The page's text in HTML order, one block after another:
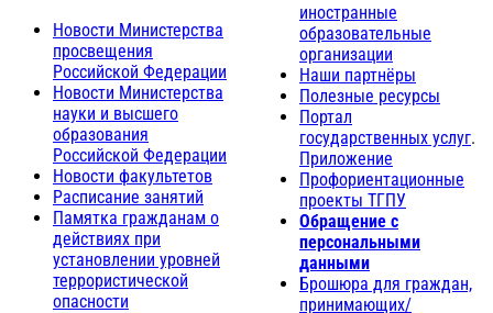
Новости Министерства
просвещения
Российской Федерации
Новости Министерства
науки и высшего
образования
Российской Федерации
Новости факультетов
Расписание занятий
Памятка гражданам о
действиях при
установлении уровней
террористической
опасности
иностранные
образовательные
организации
Наши партнёры
Полезные ресурсы
Портал
государственных услуг.
Приложение
Профориентационные
проекты ТГПУ
Обращение с
персональными
данными
Брошюра для граждан,
принимающих/